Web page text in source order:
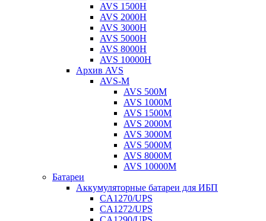
AVS 1500H
AVS 2000H
AVS 3000H
AVS 5000H
AVS 8000H
AVS 10000H
Архив AVS
AVS-M
AVS 500M
AVS 1000M
AVS 1500M
AVS 2000M
AVS 3000M
AVS 5000M
AVS 8000M
AVS 10000M
Батареи
Аккумуляторные батареи для ИБП
CA1270/UPS
CA1272/UPS